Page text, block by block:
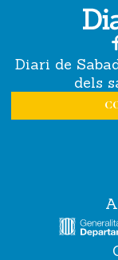
Diari de
dels